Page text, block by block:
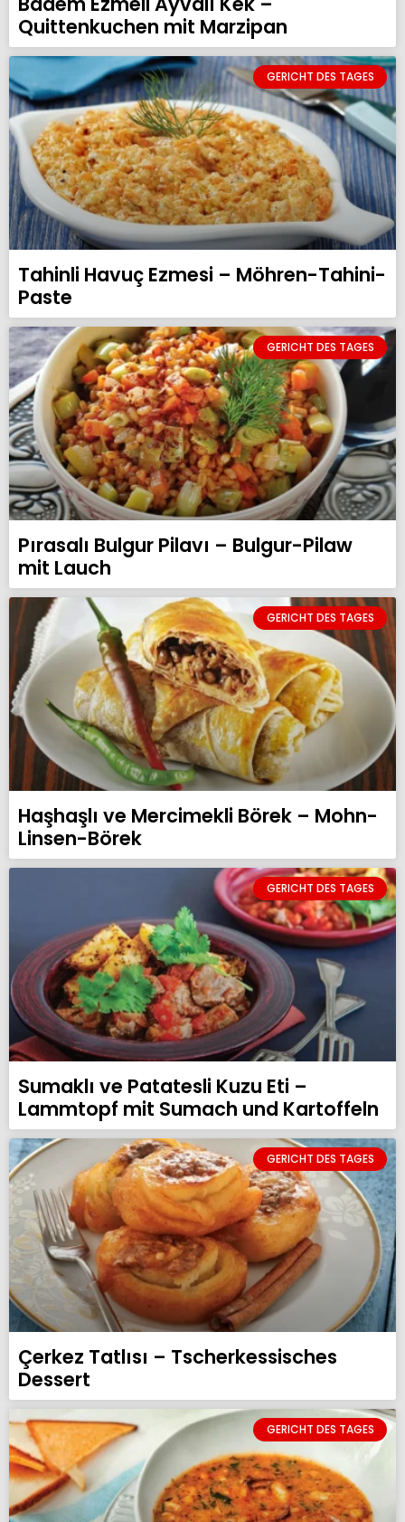
Quittenkuchen mit Marzipan
GERICHT DES TAGES
Tahinli Havuç Ezmesi – Möhren-Tahini-
Paste
GERICHT DES TAGES
Pırasalı Bulgur Pilavı – Bulgur-Pilaw
mit Lauch
GERICHT DES TAGES
Haşhaşlı ve Mercimekli Börek – Mohn-
Linsen-Börek
GERICHT DES TAGES
Sumaklı ve Patatesli Kuzu Eti –
Lammtopf mit Sumach und Kartoffeln
GERICHT DES TAGES
Çerkez Tatlısı – Tscherkessisches
Dessert
GERICHT DES TAGES